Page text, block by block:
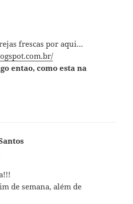
frescas por aqui…
entao, como esta na
de semana, além de